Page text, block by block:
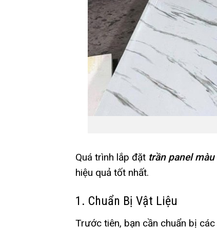
Quá trình lắp đặt trần panel
hiệu quả tốt nhất.
1. Chuẩn Bị Vật Liệu
Trước tiên, bạn cần chuẩn bị